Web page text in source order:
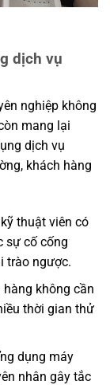
dịch vụ
nghiệp không
mang lại
dịch vụ
khách hàng
thuật viên có
sự cố cống
trào ngược.
không cần
thời gian thử
dụng máy
nhân gây tắc